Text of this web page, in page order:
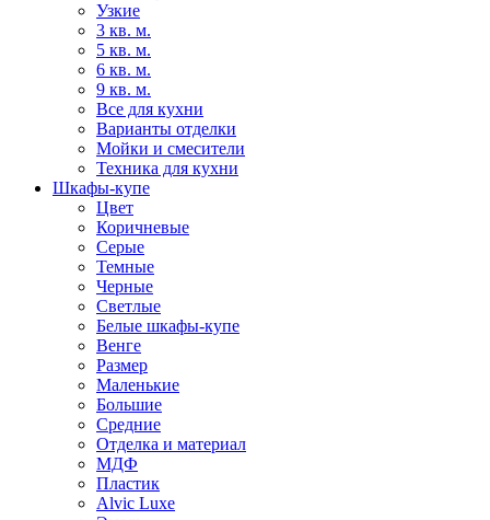
Узкие
3 кв. м.
5 кв. м.
6 кв. м.
9 кв. м.
Все для кухни
Варианты отделки
Мойки и смесители
Техника для кухни
Шкафы-купе
Цвет
Коричневые
Серые
Темные
Черные
Светлые
Белые шкафы-купе
Венге
Размер
Маленькие
Большие
Средние
Отделка и материал
МДФ
Пластик
Alvic Luxe